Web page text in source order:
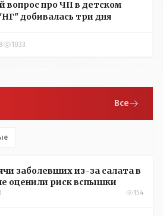
вопрос про ЧП в детском
добивалась три дня
1033
Все
заболевших из-за салата в
оценили риск вспышки
154